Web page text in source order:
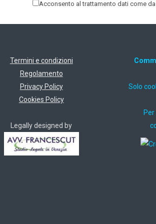
Acconsento al trattamento dati come da
Termini e condizioni
Regolamento
Privacy Policy
Cookies Policy
Legally designed by
Solo